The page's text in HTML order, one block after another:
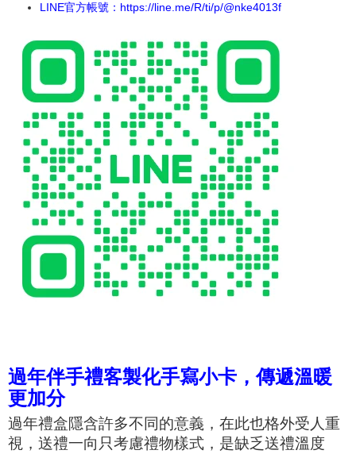
LINE官方帳號： https://line.me/R/ti/p/@nke4013f
過年伴手禮客製化手寫小卡，傳遞溫暖
更加分
過年禮盒隱含許多不同的意義，在此也格外受人重
視， 送禮一向只考慮禮物樣式，是缺乏送禮溫度